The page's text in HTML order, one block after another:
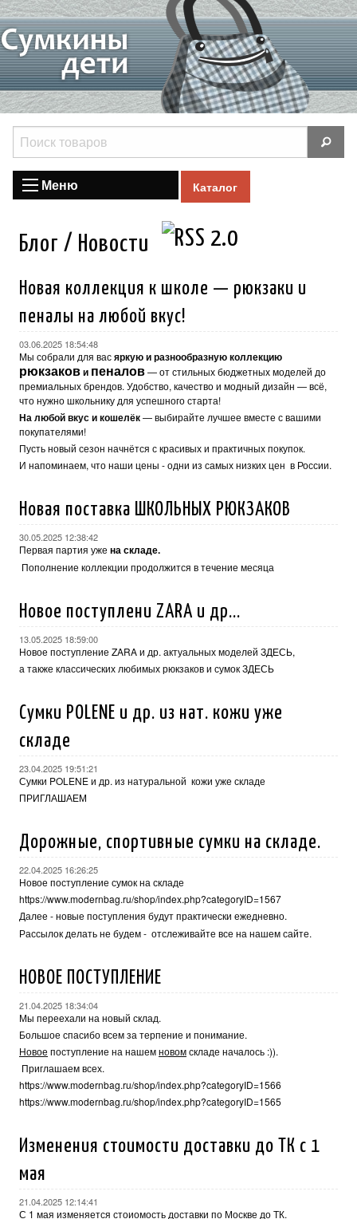
Меню Каталог
Блог / Новости
Новая коллекция к школе — рюкзаки и
пеналы на любой вкус!
03.06.2025 18:54:48
Мы собрали для васяркую и разнообразную коллекцию
рюкзакови пеналов— от стильных бюджетных моделей до
премиальных брендов. Удобство, качество и модный дизайн — всё,
что нужно школьнику для успешного старта!
На любой вкус и кошелёк— выбирайте лучшее вместе с вашими
покупателями!
Пусть новый сезон начнётся с красивых и практичных покупок.
И напоминаем, что наши цены - одни из самых низких цен в России.
Новая поставка ШКОЛЬНЫХ РЮКЗАКОВ
30.05.2025 12:38:42
Первая партия уже на складе.
Пополнение коллекции продолжится в течение месяца
Новое поступлени ZARA и др...
13.05.2025 18:59:00
Новое поступление ZARA и др. актуальных моделей ЗДЕСЬ,
а также классических любимых рюкзаков и сумокЗДЕСЬ
Сумки POLENE и др. из нат. кожи уже
складе
23.04.2025 19:51:21
Сумки POLENE и др. из натуральной кожи уже складе
ПРИГЛАШАЕМ
Дорожные, спортивные сумки на складе.
22.04.2025 16:26:25
Новое поступление сумок на складе
https://www.modernbag.ru/shop/index.php?categoryID=1567
Далее - новые поступления будут практически ежедневно.
Рассылок делать не будем - отслеживайте все на нашем сайте.
НОВОЕ ПОСТУПЛЕНИЕ
21.04.2025 18:34:04
Мы переехали на новый склад.
Большое спасибо всем за терпение и понимание.
Новое поступление на нашемновомскладе началось :)).
Приглашаем всех.
https://www.modernbag.ru/shop/index.php?categoryID=1566
https://www.modernbag.ru/shop/index.php?categoryID=1565
Изменения стоимости доставки до ТК с 1
мая
21.04.2025 12:14:41
С 1 мая изменяется стоиомость доставки по Москве до ТК.